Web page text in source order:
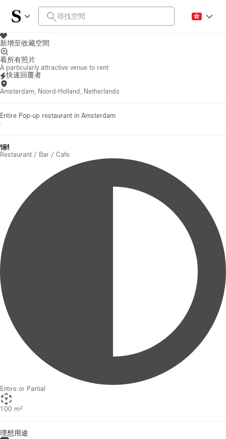
新增至收藏空間
看所有照片
A particularly attractive venue to rent
快速回覆者
Amsterdam, Noord-Holland, Netherlands
Entire Pop-up restaurant in Amsterdam
·
Restaurant / Bar / Cafe
Entire or Partial
100 m²
理想用途